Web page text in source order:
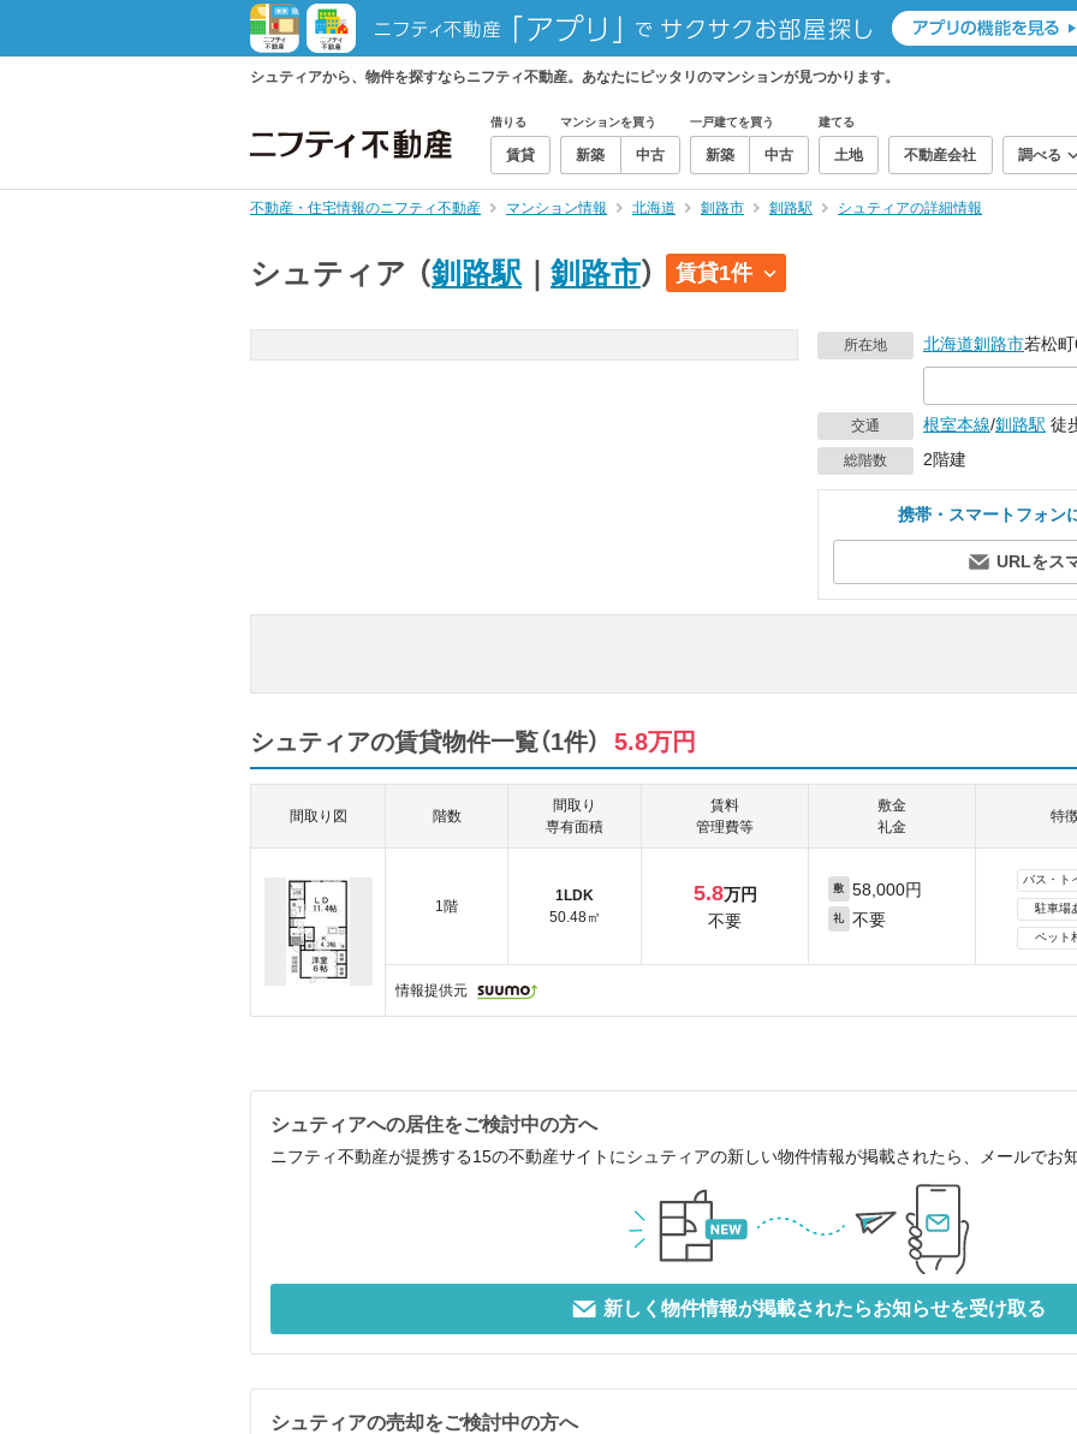
シュティアから、物件を探すならニフティ不動産。あなたにピッタリのマンションが見つかります。
借りる
賃貸
マンションを買う
新築 中古
一戸建てを買う
新築 中古
建てる
土地 不動産会社 調べる
不動産・住宅情報のニフティ不動産 マンション情報 北海道 釧路市 釧路駅 シュティアの詳細情報
シュティア （釧路駅 釧路市） 賃貸1件
所在地 北海道釧路市若松
交通 根室本線/釧路駅 徒
総階数 2階建
携帯・スマートフォン
URLをス
シュティアの賃貸物件一覧（1件） 5.8万円
間取り図 階数
間取り
専有面積
賃料
管理費等
敷金
礼金
特
1階
1LDK
50.48㎡
5.8万円
不要
敷 58,000円
礼 不要
バス・ト
駐車場
ペット
情報提供元
シュティアへの居住をご検討中の方へ
ニフティ不動産が提携する15の不動産サイトにシュティアの新しい物件情報が掲載されたら、メールでお
新しく物件情報が掲載されたらお知らせを受け取る
シュティアの売却をご検討中の方へ